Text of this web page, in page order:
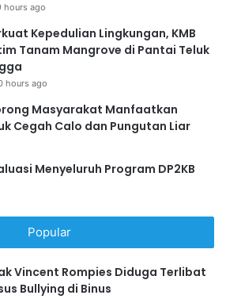
hours ago
Kepedulian Lingkungan, KMB
Tanam Mangrove di Pantai Teluk
hours ago
Masyarakat Manfaatkan
Cegah Calo dan Pungutan Liar
Menyeluruh Program DP2KB
Popular
Vincent Rompies Diduga Terlibat
Bullying di Binus